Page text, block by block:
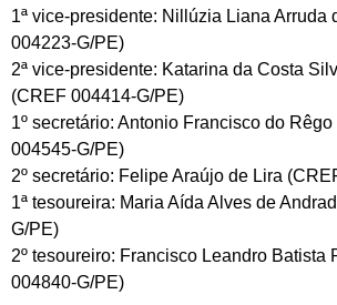
1ª vice-presidente: Nillúzia Liana Arruda
004223-G/PE)
2ª vice-presidente: Katarina da Costa
(CREF 004414-G/PE)
1º secretário: Antonio Francisco do
004545-G/PE)
2º secretário: Felipe Araújo de Lira
1ª tesoureira: Maria Aída Alves de
G/PE)
2º tesoureiro: Francisco Leandro Batista
004840-G/PE)